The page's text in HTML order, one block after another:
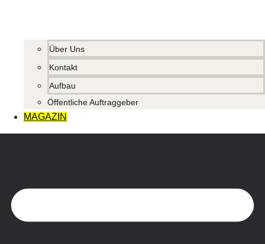
Über Uns
Kontakt
Aufbau
Öffentliche Auftraggeber
MAGAZIN